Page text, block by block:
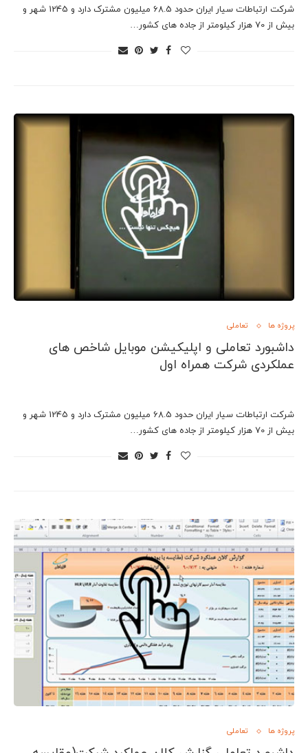
شرکت ارتباطات سیار ایران حدود 68.5 میلیون مشترک دارد و 1245 شهر و
بیش از 70 هزار کیلومتر از جاده های کشور…
پروژه ها تعاملی
داشبورد تعاملی و اپلیکیشن موبایل شاخص های
عملکردی شرکت همراه اول
شرکت ارتباطات سیار ایران حدود 68.5 میلیون مشترک دارد و 1245 شهر و
بیش از 70 هزار کیلومتر از جاده های کشور…
پروژه ها تعاملی